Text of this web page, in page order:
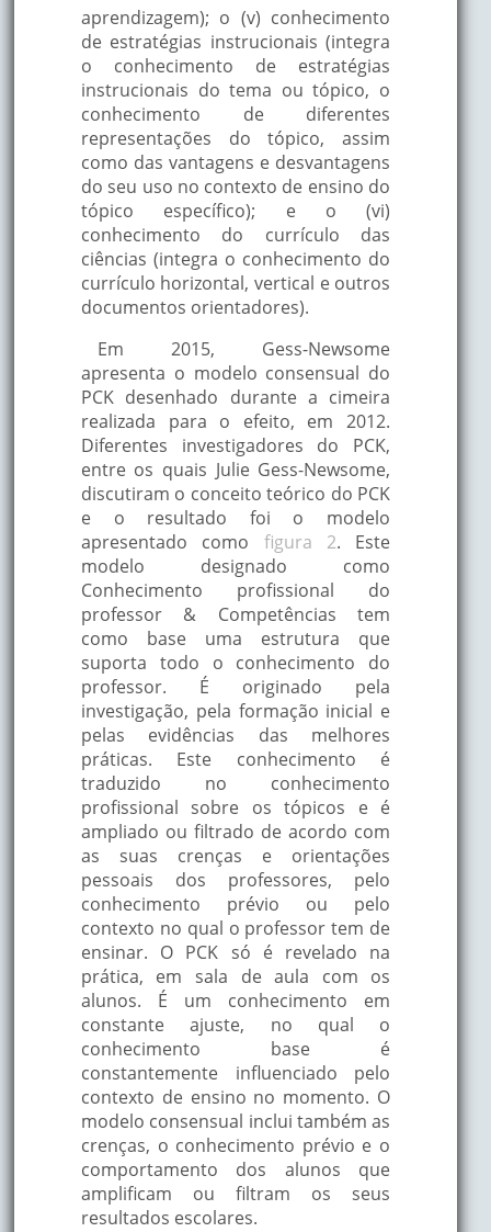
aprendizagem); o (v) conhecimento
de estratégias instrucionais (integra
o conhecimento de estratégias
instrucionais do tema ou tópico, o
conhecimento de diferentes
representações do tópico, assim
como das vantagens e desvantagens
do seu uso no contexto de ensino do
tópico específico); e o (vi)
conhecimento do currículo das
ciências (integra o conhecimento do
currículo horizontal, vertical e outros
documentos orientadores).
Em 2015, Gess-Newsome
apresenta o modelo consensual do
PCK desenhado durante a cimeira
realizada para o efeito, em 2012.
Diferentes investigadores do PCK,
entre os quais Julie Gess-Newsome,
discutiram o conceito teórico do PCK
e o resultado foi o modelo
apresentado como figura 2. Este
modelo designado como
Conhecimento profissional do
professor & Competências tem
como base uma estrutura que
suporta todo o conhecimento do
professor. É originado pela
investigação, pela formação inicial e
pelas evidências das melhores
práticas. Este conhecimento é
traduzido no conhecimento
profissional sobre os tópicos e é
ampliado ou filtrado de acordo com
as suas crenças e orientações
pessoais dos professores, pelo
conhecimento prévio ou pelo
contexto no qual o professor tem de
ensinar. O PCK só é revelado na
prática, em sala de aula com os
alunos. É um conhecimento em
constante ajuste, no qual o
conhecimento base é
constantemente influenciado pelo
contexto de ensino no momento. O
modelo consensual inclui também as
crenças, o conhecimento prévio e o
comportamento dos alunos que
amplificam ou filtram os seus
resultados escolares.